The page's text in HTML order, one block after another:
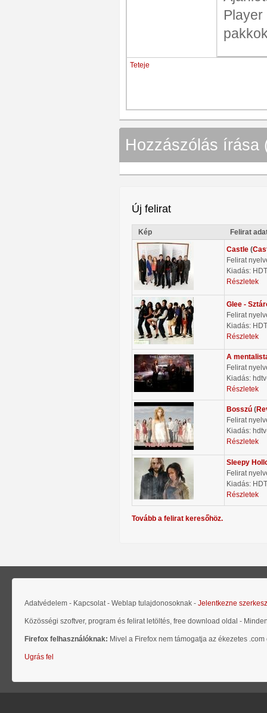
Teteje
Hozzászólás írása
Új felirat
Kép Felirat
Castle (
Felirat
Kiadás:
Részletek
Glee -
Felirat
Kiadás:
Részletek
A
Felirat
Kiadás:
Részletek
Bosszú (
Felirat
Kiadás:
Részletek
Sleepy
Felirat
Kiadás:
Részletek
Tovább a felirat keresőhöz.
Adatvédelem - Kapcsolat - Weblap tulajdonosoknak - Jelentkezne
Közösségi szoftver, program és felirat letöltés, free download oldal -
Firefox felhasználóknak: Mivel a Firefox nem támogatja az ékezetes
Ugrás fel